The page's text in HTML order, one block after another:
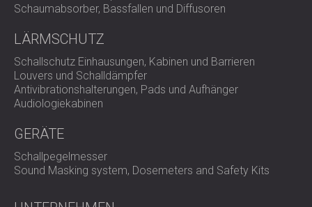
Schaumabsorber, Bassfallen und Diffusoren
LÄRMSCHUTZ
Schallschutz Einhausungen, Kabinen und Barrieren
Louvers und Schalldämpfer
Antivibrationshalterungen, Pads und Aufhänger
Audiologiekabinen
GERÄTE
Schallpegelmesser
Sound Masking system, Dosemeters and Safety Kits